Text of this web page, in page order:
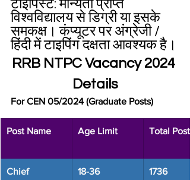
टाइपिस्ट: मान्यता प्राप्त
विश्वविद्यालय से डिग्री या इसके
समकक्ष। कंप्यूटर पर अंग्रेजी /
हिंदी में टाइपिंग दक्षता आवश्यक है।
RRB NTPC Vacancy 2024
Details
For CEN 05/2024 (Graduate Posts)
Post Name Age Limit Total Post
Chief
18-36 1736